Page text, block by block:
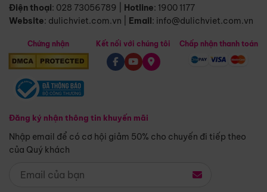
Điện thoại: 028 73056789 Hotline: 1900 1177
Website: dulichviet.com.vn Email: info@dulichviet.com.vn
Chứng nhận
Đăng ký nhận thông tin khuyến mãi
Nhập email để có cơ hội giảm 50% cho chuyến đi tiếp theo
của Quý khách
Kết nối với chúng tôi Chấp nhận thanh toán